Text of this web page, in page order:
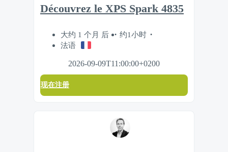
Découvrez le XPS Spark 4835
大约 1 个月 后
约1小时
法语
2026-09-09T11:00:00+0200
现在注册